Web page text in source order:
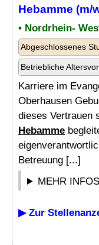
Hebamme (m/
• Nordrhein-
Abgeschlossenes
Betriebliche
Karriere im
Oberhausen
dieses Vertrauen
Hebamme
Betreuung [...]
MEHR
▶ Zur